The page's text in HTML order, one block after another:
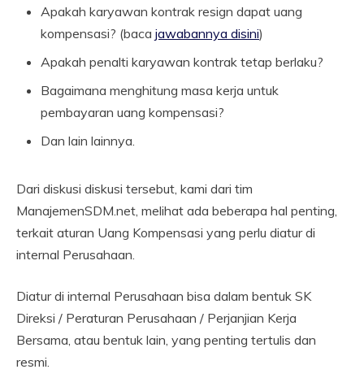
Apakah karyawan kontrak resign dapat uang
kompensasi? (baca jawabannya disini)
Apakah penalti karyawan kontrak tetap berlaku?
Bagaimana menghitung masa kerja untuk
pembayaran uang kompensasi?
Dan lain lainnya.
Dari diskusi diskusi tersebut, kami dari tim
ManajemenSDM.net, melihat ada beberapa hal penting,
terkait aturan Uang Kompensasi yang perlu diatur di
internal Perusahaan.
Diatur di internal Perusahaan bisa dalam bentuk SK
Direksi / Peraturan Perusahaan / Perjanjian Kerja
Bersama, atau bentuk lain, yang penting tertulis dan
resmi.